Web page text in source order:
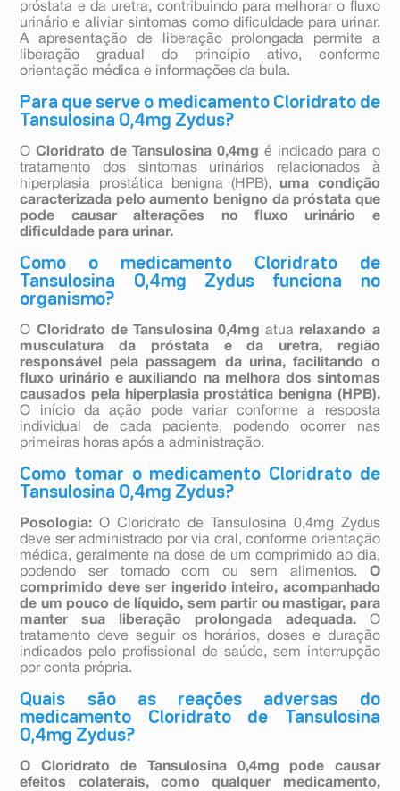
próstata e da uretra, contribuindo para melhorar o fluxo
urinário e aliviar sintomas como dificuldade para urinar.
A apresentação de liberação prolongada permite a
liberação gradual do princípio ativo, conforme
orientação médica e informações da bula.
Para que serve o medicamento Cloridrato de
Tansulosina 0,4mg Zydus?
OCloridrato de Tansulosina 0,4mg é indicado para o
tratamento dos sintomas urinários relacionados à
hiperplasia prostática benigna (HPB), uma condição
caracterizada pelo aumento benigno da próstata que
pode causar alterações no fluxo urinário e
dificuldade para urinar.
Como o medicamento Cloridrato de
Tansulosina 0,4mg Zydus funciona no
organismo?
O Cloridrato de Tansulosina 0,4mg atua relaxando a
musculatura da próstata e da uretra, região
responsável pela passagem da urina, facilitando o
fluxo urinário e auxiliando na melhora dos sintomas
causados pela hiperplasia prostática benigna (HPB).
O início da ação pode variar conforme a resposta
individual de cada paciente, podendo ocorrer nas
primeiras horas após a administração.
Como tomar o medicamento Cloridrato de
Tansulosina 0,4mg Zydus?
Posologia: O Cloridrato de Tansulosina 0,4mg Zydus
deve ser administrado por via oral, conforme orientação
médica, geralmente na dose de um comprimido ao dia,
podendo ser tomado com ou sem alimentos. O
comprimido deve ser ingerido inteiro, acompanhado
de um pouco de líquido, sem partir ou mastigar, para
manter sua liberação prolongada adequada. O
tratamento deve seguir os horários, doses e duração
indicados pelo profissional de saúde, sem interrupção
por conta própria.
Quais são as reações adversas do
medicamento Cloridrato de Tansulosina
0,4mg Zydus?
O Cloridrato de Tansulosina 0,4mg pode causar
efeitos colaterais, como qualquer medicamento,